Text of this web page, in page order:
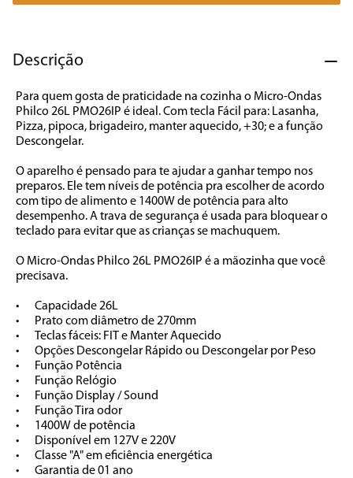
Descrição
Para quem gosta de praticidade na cozinha o Micro-Ondas
Philco 26L PMO26IP é ideal. Com tecla Fácil para: Lasanha,
Pizza, pipoca, brigadeiro, manter aquecido, +30; e a função
Descongelar.
O aparelho é pensado para te ajudar a ganhar tempo nos
preparos. Ele tem níveis de potência pra escolher de acordo
com tipo de alimento e 1400W de potência para alto
desempenho. A trava de segurança é usada para bloquear o
teclado para evitar que as crianças se machuquem.
O Micro-Ondas Philco 26L PMO26IP é a mãozinha que você
precisava.
•	Capacidade 26L
•	Prato com diâmetro de 270mm
•	Teclas fáceis: FIT e Manter Aquecido
•	Opções Descongelar Rápido ou Descongelar por Peso
•	Função Potência
•	Função Relógio
•	Função Display / Sound
•	Função Tira odor
•	1400W de potência
•	Disponível em 127V e 220V
•	Classe "A" em eficiência energética
•	Garantia de 01 ano
7º liquidificador
9º forno
10º ventilador